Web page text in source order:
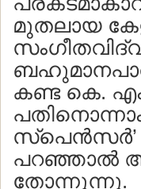
മുതലായ
കണ്ട കെ. എം.
സ്‌പെന്‍സര്‍’
പറഞ്ഞാല്‍
തോന്നുന്നു.